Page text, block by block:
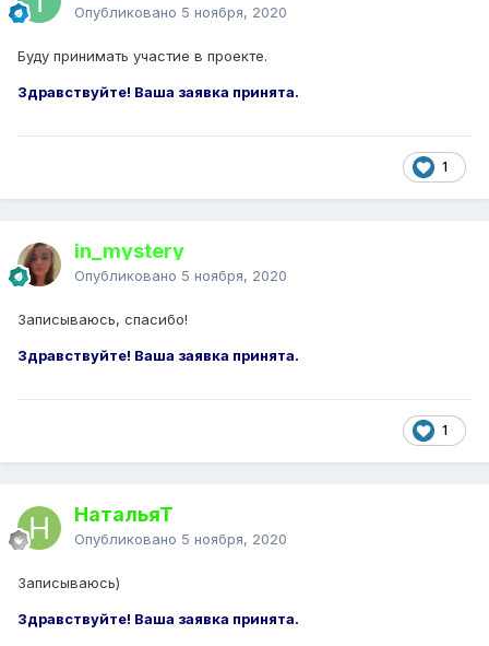
Опубликовано 5 ноября, 2020
Буду принимать участие в проекте.
Здравствуйте! Ваша заявка принята.
1
in_mystery
Опубликовано 5 ноября, 2020
Записываюсь, спасибо!
Здравствуйте! Ваша заявка принята.
1
НатальяТ
Опубликовано 5 ноября, 2020
Записываюсь)
Здравствуйте! Ваша заявка принята.